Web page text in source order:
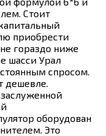
Стоит
приобрести
гораздо ниже
шасси Урал
спросом.
дешевле.
оборудован
Это